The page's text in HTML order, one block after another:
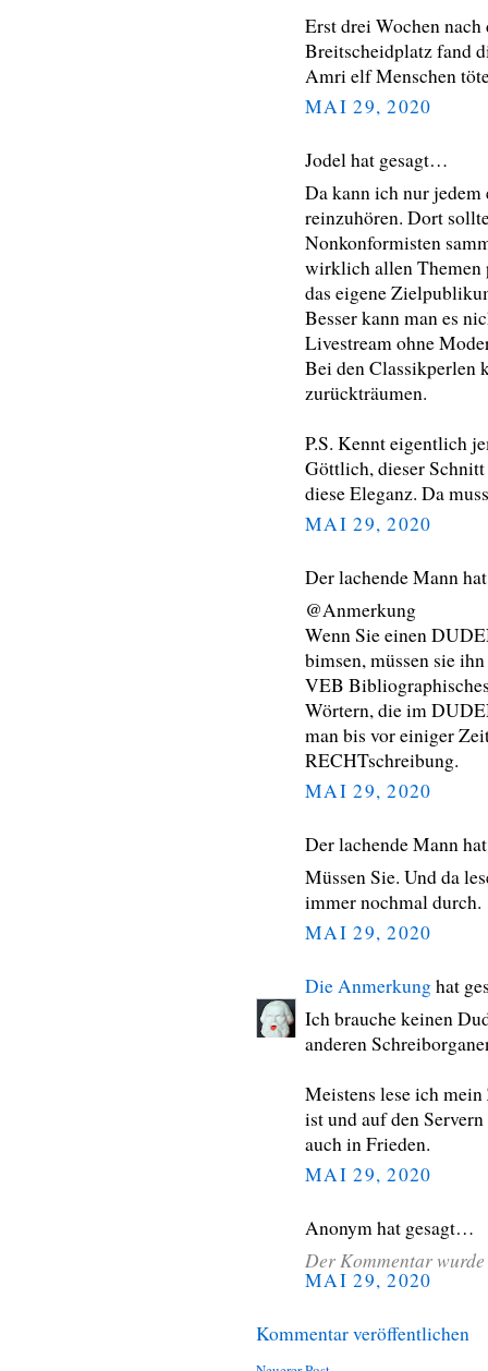
Erst drei Wochen
Breitscheidplatz fand
Amri elf Menschen
MAI 29, 2020
Jodel hat gesagt…
Da kann ich nur
reinzuhören. Dort
Nonkonformisten
wirklich allen Themen
das eigene
Besser kann man es
Livestream ohne
Bei den Classikperlen
zurückträumen.
P.S. Kennt eigentlich
Göttlich, dieser
diese Eleganz. Da
MAI 29, 2020
Der lachende Mann
@Anmerkung
Wenn Sie einen
bimsen, müssen sie
VEB
Wörtern, die im
man bis vor einiger
RECHTschreibung.
MAI 29, 2020
Der lachende Mann
Müssen Sie. Und da
immer nochmal durch.
MAI 29, 2020
Die Anmerkunghat
Ich brauche keinen
anderen
Meistens lese ich mein
ist und auf den
auch in Frieden.
MAI 29, 2020
Anonym hat gesagt…
Der Kommentar
MAI 29, 2020
Kommentar veröffentlichen